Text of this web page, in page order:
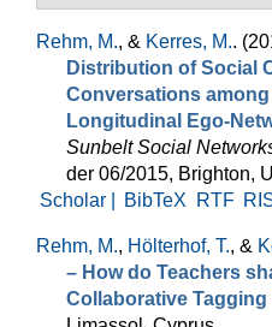
Rehm, M., & Kerres, M..
Distribution of Social
Conversations among
Longitudinal Ego-
Sunbelt Social
der 06/2015, Brighton,
Scholar |
BibTeX RTF
Rehm, M., Hölterhof, T., &
– How do Teachers
Collaborative Tagging